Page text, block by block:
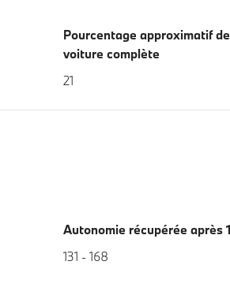
Pourcentage approximatif
voiture complète
21
Autonomie récupérée après
131 - 168